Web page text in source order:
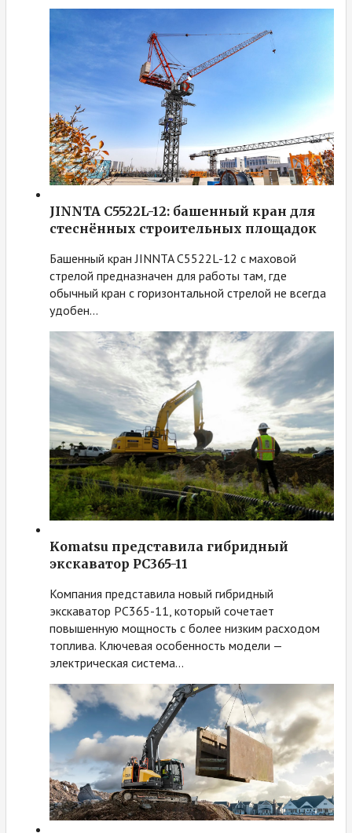
JINNTA C5522L-12: башенный кран для
стеснённых строительных площадок
Башенный кран JINNTA C5522L-12 с маховой
стрелой предназначен для работы там, где
обычный кран с горизонтальной стрелой не всегда
удобен…
Komatsu представила гибридный
экскаватор PC365-11
Компания представила новый гибридный
экскаватор PC365-11, который сочетает
повышенную мощность с более низким расходом
топлива. Ключевая особенность модели —
электрическая система…